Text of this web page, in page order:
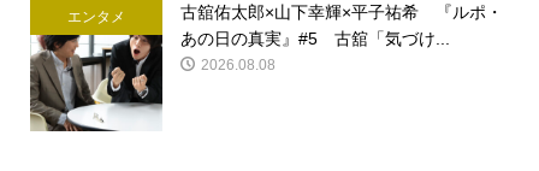
エンタメ
古舘佑太郎×山下幸輝×平子祐希 『ルポ・
あの日の真実』#5 古舘「気づけ...
2026.08.08